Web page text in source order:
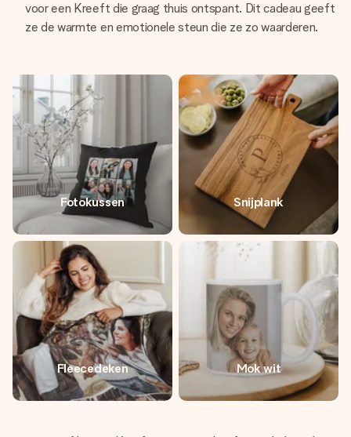
voor een Kreeft die graag thuis ontspant. Dit cadeau geeft
ze de warmte en emotionele steun die ze zo waarderen.
Fotokussen Snijplank
Fleecedeken Mok wit